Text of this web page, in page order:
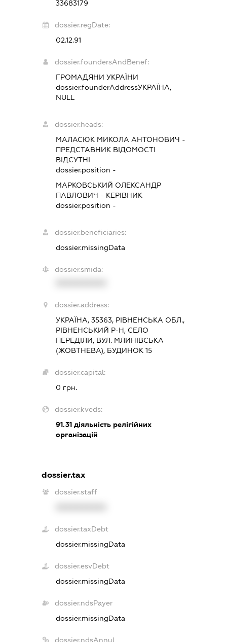
33683179
dossier.regDate:
02.12.91
dossier.foundersAndBenef:
ГРОМАДЯНИ УКРАЇНИ
dossier.founderAddressУКРАЇНА,
NULL
dossier.heads:
МАЛАСЮК МИКОЛА АНТОНОВИЧ -
ПРЕДСТАВНИК ВІДОМОСТІ
ВІДСУТНІ
dossier.position -
МАРКОВСЬКИЙ ОЛЕКСАНДР
ПАВЛОВИЧ - КЕРІВНИК
dossier.position -
dossier.beneficiaries:
dossier.missingData
dossier.smida:
dossier.address:
УКРАЇНА, 35363, РІВНЕНСЬКА ОБЛ.,
РІВНЕНСЬКИЙ Р-Н, СЕЛО
ПЕРЕДІЛИ, ВУЛ. МЛИНІВСЬКА
(ЖОВТНЕВА), БУДИНОК 15
dossier.capital:
0 грн.
dossier.kveds:
91.31діяльність релігійних
організацій
dossier.tax
dossier.staff
dossier.taxDebt
dossier.missingData
dossier.esvDebt
dossier.missingData
dossier.ndsPayer
dossier.missingData
dossier.ndsAnnul